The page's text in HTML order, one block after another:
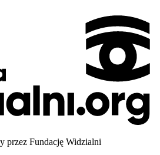
przez Fundację Widzialni